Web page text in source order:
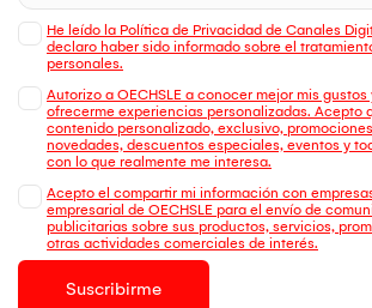
He leído la Política de Privacidad de Canales
declaro haber sido informado sobre el
personales.
Autorizo a OECHSLE a conocer mejor mis
ofrecerme experiencias personalizadas. Acepto
contenido personalizado, exclusivo,
novedades, descuentos especiales, eventos y
con lo que realmente me interesa.
Acepto el compartir mi información con
empresarial de OECHSLE para el envío de
publicitarias sobre sus productos, servicios,
otras actividades comerciales de interés.
Suscribirme